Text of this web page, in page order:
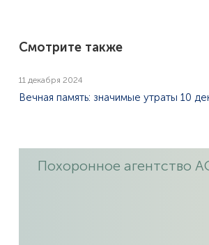
Смотрите также
11 декабря 2024
Вечная память: значимые утраты 10
Похоронное агентство